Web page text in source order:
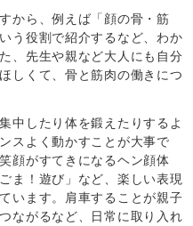
から、例えば「顔の骨・筋
う役割で紹介するなど、わか
、先生や親など大人にも自分
しくて、骨と筋肉の働きにつ
中したり体を鍛えたりするよ
スよく動かすことが大事で
顔がすてきになるヘン顔体
ま！遊び」など、楽しい表現
います。肩車することが親子
ながるなど、日常に取り入れ